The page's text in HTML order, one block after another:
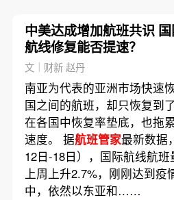
中美达成增加航班共识
航线修复能否提速？
文｜财新 赵丹
南亚为代表的亚洲市场快速
国之间的航班，却只恢复到
在各国中恢复率垫底，也拖
速度。 据航班管家最新数据
12日-18日），国际航线航
上周上升2.7%，刚刚达到疫
中，依然以东亚和……